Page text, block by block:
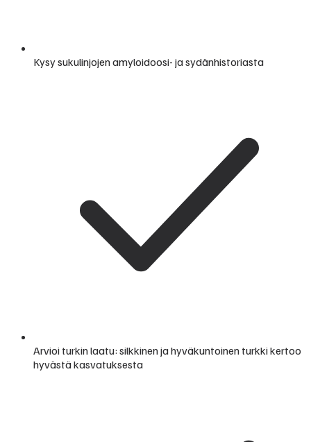
Kysy sukulinjojen amyloidoosi- ja sydänhistoriasta
Arvioi turkin laatu: silkkinen ja hyväkuntoinen turkki kertoo
hyvästä kasvatuksesta